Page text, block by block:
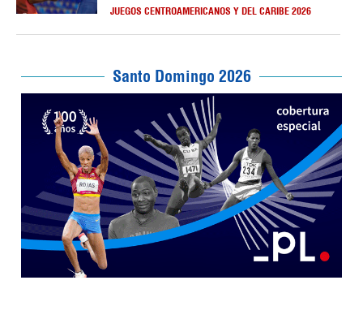
JUEGOS CENTROAMERICANOS Y DEL CARIBE 2026
Santo Domingo 2026